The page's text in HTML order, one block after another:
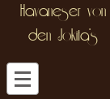
Havaneser von
den Jokita's